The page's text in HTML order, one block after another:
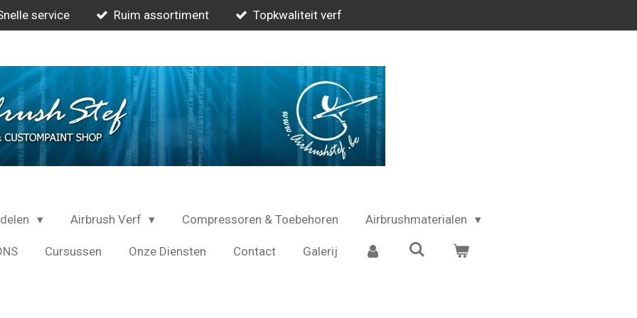
service Ruim assortiment Topkwaliteit verf
Airbrush Verf Compressoren & Toebehoren Airbrushmaterialen
Cursussen Onze Diensten Contact Galerij